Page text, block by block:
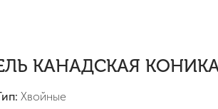
КАНАДСКАЯ
Хвойные